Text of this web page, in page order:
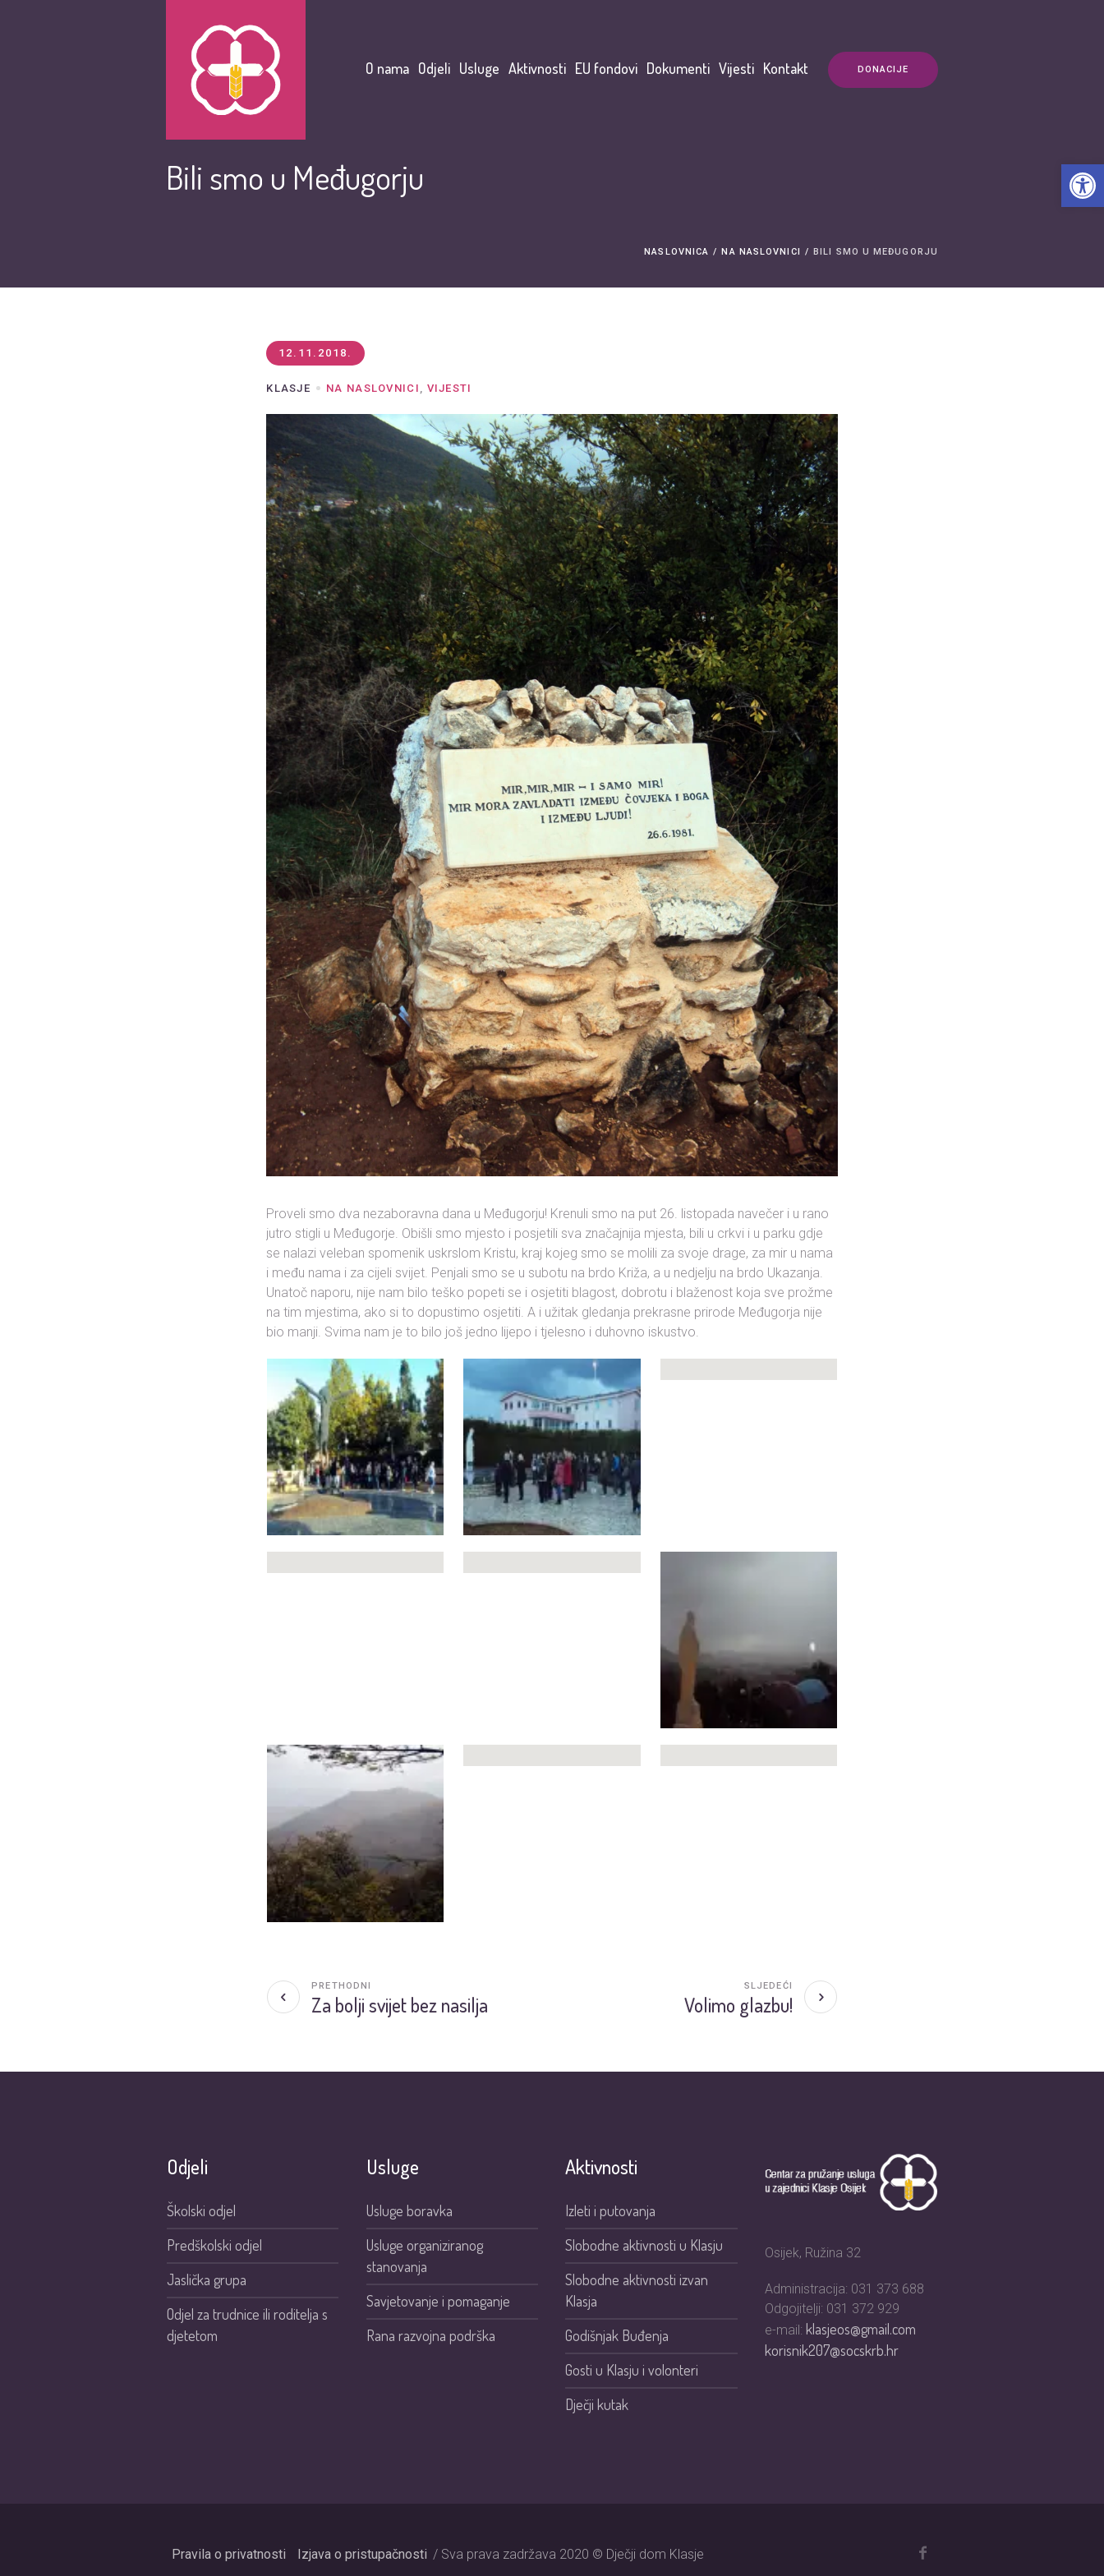
DONACIJE
O nama Odjeli Usluge Aktivnosti EU fondovi Dokumenti Vijesti Kontakt
Bili smo u Međugorju
NASLOVNICA / NA NASLOVNICI / BILI SMO U MEĐUGORJU
12.11.2018.
KLASJE NA NASLOVNICI , VIJESTI
Proveli smo dva nezaboravna dana u Međugorju! Krenuli smo na put 26. listopada navečer i u rano
jutro stigli u Međugorje. Obišli smo mjesto i posjetili sva značajnija mjesta, bili u crkvi i u parku gdje
se nalazi veleban spomenik uskrslom Kristu, kraj kojeg smo se molili za svoje drage, za mir u nama
i među nama i za cijeli svijet. Penjali smo se u subotu na brdo Križa, a u nedjelju na brdo Ukazanja.
Unatoč naporu, nije nam bilo teško popeti se i osjetiti blagost, dobrotu i blaženost koja sve prožme
na tim mjestima, ako si to dopustimo osjetiti. A i užitak gledanja prekrasne prirode Međugorja nije
bio manji. Svima nam je to bilo još jedno lijepo i tjelesno i duhovno iskustvo.
Za bolji svijet bez nasilja
PRETHODNI
Volimo glazbu!
SLJEDEĆI
Odjeli
Školski odjel
Predškolski odjel
Jaslička grupa
Odjel za trudnice ili roditelja s
djetetom
Usluge
Usluge boravka
Usluge organiziranog
stanovanja
Savjetovanje i pomaganje
Rana razvojna podrška
Aktivnosti
Izleti i putovanja
Slobodne aktivnosti u Klasju
Slobodne aktivnosti izvan
Klasja
Godišnjak Buđenja
Gosti u Klasju i volonteri
Dječji kutak
Osijek, Ružina 32
Administracija: 031 373 688
Odgojitelji: 031 372 929
e-mail: klasjeos@gmail.com
korisnik207@socskrb.hr
Pravila o privatnosti Izjava o pristupačnosti / Sva prava zadržava 2020 © Dječji dom Klasje